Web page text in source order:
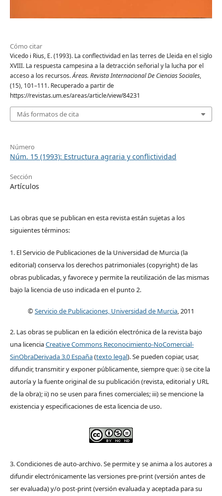
Cómo citar
Vicedo i Rius, E. (1993). La conflectividad en las terres de Lleida en el siglo
XVIII. La respuesta campesina a la detracción señorial y la lucha por el
acceso a los recursos.Áreas. Revista Internacional De Ciencias Sociales,
(15), 101–111. Recuperado a partir de
https://revistas.um.es/areas/article/view/84231
Más formatos de cita
Número
Núm. 15 (1993): Estructura agraria y conflictividad
Sección
Artículos
Las obras que se publican en esta revista están sujetas a los
siguientes términos:
1. El Servicio de Publicaciones de la Universidad de Murcia (la
editorial) conserva los derechos patrimoniales (copyright) de las
obras publicadas, y favorece y permite la reutilización de las mismas
bajo la licencia de uso indicada en el punto 2.
©Servicio de Publicaciones, Universidad de Murcia, 2011
2. Las obras se publican en la edición electrónica de la revista bajo
una licenciaCreative Commons Reconocimiento-NoComercial-
SinObraDerivada 3.0 España(texto legal). Se pueden copiar, usar,
difundir, transmitir y exponer públicamente, siempre que: i) se cite la
autoría y la fuente original de su publicación (revista, editorial y URL
de la obra); ii) no se usen para fines comerciales; iii) se mencione la
existencia y especificaciones de esta licencia de uso.
3. Condiciones de auto-archivo. Se permite y se anima a los autores a
difundir electrónicamente las versiones pre-print (versión antes de
ser evaluada) y/o post-print (versión evaluada y aceptada para su